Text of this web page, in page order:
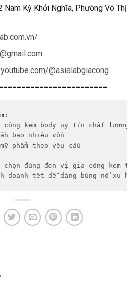
Kỳ Khởi Nghĩa, Phường Võ Thị
@asialabgiacong
công kem body uy tín chất lượng
bao nhiêu vốn
phẩm theo yêu cầu
đúng đơn vị gia công kem
doanh tết dễ dàng bùng nổ xu